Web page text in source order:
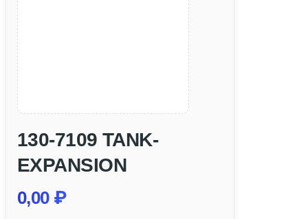
130-7109 TANK-
EXPANSION
0,00 ₽